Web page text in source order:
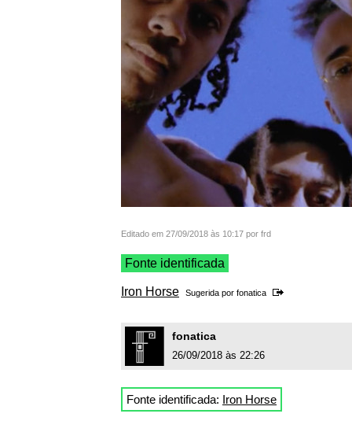
Editado em 27/09/2018 às 10:17 por frd
Fonte identificada
Iron Horse Sugerida por fonatica
fonatica
26/09/2018 às 22:26
Fonte identificada: Iron Horse